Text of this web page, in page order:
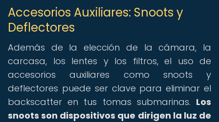
Accesorios Auxiliares: Snoots y
Deflectores
Además de la elección de la cámara, la
carcasa, los lentes y los filtros, el uso de
accesorios auxiliares como snoots y
deflectores puede ser clave para eliminar el
backscatter en tus tomas submarinas. Los
snoots son dispositivos que dirigen la luz de